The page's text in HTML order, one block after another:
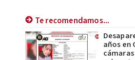
Te recomendamos...
años en